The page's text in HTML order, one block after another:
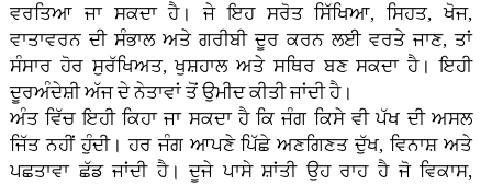
ਵਰਤਿਆ ਜਾ ਸਕਦਾ ਹੈ। ਜੇ ਇਹ ਸਰੋਤ ਸਿੱਖਿਆ, ਸਿਹਤ, ਖੋਜ,
ਵਾਤਾਵਰਨ ਦੀ ਸੰਭਾਲ ਅਤੇ ਗਰੀਬੀ ਦੂਰ ਕਰਨ ਲਈ ਵਰਤੇ ਜਾਣ, ਤਾਂ
ਸੰਸਾਰ ਹੋਰ ਸੁਰੱਖਿਅਤ, ਖੁਸ਼ਹਾਲ ਅਤੇ ਸਥਿਰ ਬਣ ਸਕਦਾ ਹੈ। ਇਹੀ
ਦੂਰਅੰਦੇਸ਼ੀ ਅੱਜ ਦੇ ਨੇਤਾਵਾਂ ਤੋਂ ਉਮੀਦ ਕੀਤੀ ਜਾਂਦੀ ਹੈ।
ਅੰਤ ਵਿੱਚ ਇਹੀ ਕਿਹਾ ਜਾ ਸਕਦਾ ਹੈ ਕਿ ਜੰਗ ਕਿਸੇ ਵੀ ਪੱਖ ਦੀ ਅਸਲ
ਜਿੱਤ ਨਹੀਂ ਹੁੰਦੀ। ਹਰ ਜੰਗ ਆਪਣੇ ਪਿੱਛੇ ਅਣਗਿਣਤ ਦੁੱਖ, ਵਿਨਾਸ਼ ਅਤੇ
ਪਛਤਾਵਾ ਛੱਡ ਜਾਂਦੀ ਹੈ। ਦੂਜੇ ਪਾਸੇ ਸ਼ਾਂਤੀ ਉਹ ਰਾਹ ਹੈ ਜੋ ਵਿਕਾਸ,